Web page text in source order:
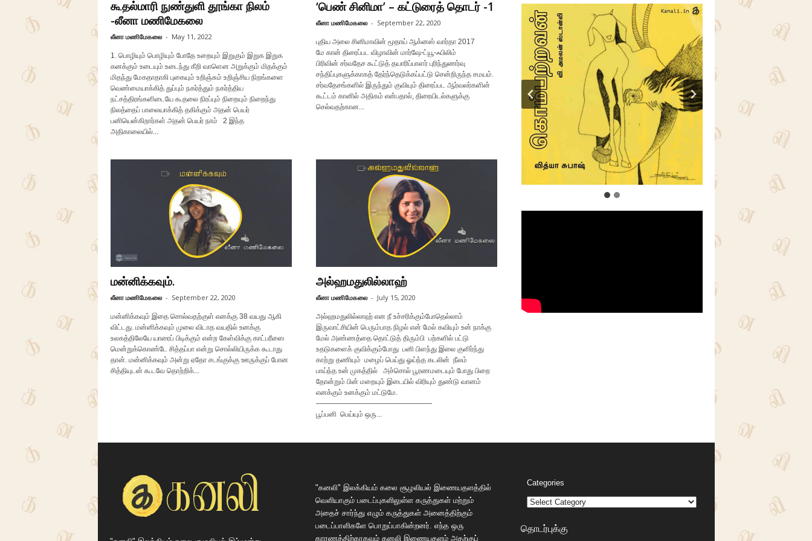
கூதல்மாரி நுண்துளி தூங்கா நிலம்
-லீனா மணிமேகலை
லீனா மணிமேகலை - May 11, 2022
1. பொழியும் பொழியும் போதே உறையும் இறுகும் இறுக இறுக
கனக்கும் உடையும் உடைந்து கீறி வாளென அறுக்கும் மிதக்கும்
மிதந்து மேகதாதாகி புகையும் உறிஞ்சும் உறிஞ்சிய நிறங்களை
வெண்மையாக்கித் துப்பும் நகர்த்தும் நகர்த்திய
நட்சத்திரங்களிடையே கூதலை நிரப்பும் நிறையும் நிறைந்து
நிலத்தைப் பாலையாக்கித் தகிக்கும் அதன் பெயர்
பனியென்கிறார்கள் அதன் பெயர் நாம் 2 இந்த
அதிகாலையில்...
‘பெண் சினிமா’ – கட்டுரைத் தொடர் -1
லீனா மணிமேகலை - September 22, 2020
புதிய அலை சினிமாவின் மூதாய் ஆக்னஸ் வார்தா 2017
மே கான் திரைப்பட விழாவின் மார்ஷே-ட்யூ-ஃபிலிம்
பிரிவின் சர்வதேச கூட்டுத் தயாரிப்பாளர் புரிந்துணர்வு
சந்திப்புகளுக்காகத் தேர்ந்தெடுக்கப்பட்டு சென்றிருந்த சமயம்.
சர்வதேசங்களில் இருந்தும் குவியும் திரைப்பட ஆர்வலர்களின்
கூட்டம் கானில் அதிகம் என்பதால், திரையிடல்களுக்கு
செல்வதற்கான...
மன்னிக்கவும்.
லீனா மணிமேகலை - September 22, 2020
மன்னிக்கவும் இதை சொல்வதற்குள் எனக்கு 38 வயது ஆகி
விட்டது. மன்னிக்கவும் முலை விடாத வயதில் உனக்கு
உலகத்திலேயே யாரைப் பிடிக்கும் என்ற கேள்விக்கு காட்பரீஸை
மென்றுக்கொண்டே சித்தப்பா என்று சொல்லியிருக்க கூடாது
தான். மன்னிக்கவும் அன்று ஏதோ சடங்குக்கு ஊருக்குப் போன
சித்தியுடன் கூடவே தொற்றிக்...
அல்ஹமதுலில்லாஹ்
லீனா மணிமேகலை - July 15, 2020
அல்ஹமதுலில்லாஹ் என நீ உச்சரிக்கும்போதெல்லாம்
இருவாட்சியின் பெரும்பாத நிழல் என் மேல் கவியும் உன் நாக்கு
மேல் அண்ணத்தை தொட்டுத் திரும்பி பற்களில் பட்டு
உதடுகளைக் குவிக்கும்போது பனி பிளந்து இலை குளிர்ந்து
காற்று தணியும் மழைப் பெய்து ஓய்ந்த கடலின் நீலம்
பாய்ந்த உன் முகத்தில் அச்சொல் பூரணமடையும் போது பிறை
தோன்றும் பின் மறையும் இடையில் விரியும் துண்டு வானம்
எனக்கும் உனக்கும் மட்டுமே.
————————————————
பூப்பனி பெய்யும் ஒரு...
"கனலி" இலக்கியம் கலை சூழலியல் இணையதளத்தில்
வெளியாகும் படைப்புகளிலுள்ள கருத்துகள் மற்றும்
அதைச் சார்ந்து எழும் கருத்துகள் அனைத்திற்கும்
படைப்பாளிகளே பொறுப்பாகின்றனர். எந்த ஒரு
காரணத்திற்காகவும் கனலி இணையதளம் அதற்குப்
Categories
தொடர்புக்கு